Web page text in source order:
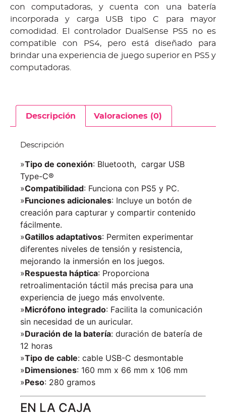
con computadoras, y cuenta con una batería
incorporada y carga USB tipo C para mayor
comodidad. El controlador DualSense PS5 no es
compatible con PS4, pero está diseñado para
brindar una experiencia de juego superior en PS5 y
computadoras.
Descripción Valoraciones (0)
Descripción
»Tipo de conexión: Bluetooth, cargar USB
Type-C®
»Compatibilidad: Funciona con PS5 y PC.
»Funciones adicionales: Incluye un botón de
creación para capturar y compartir contenido
fácilmente.
»Gatillos adaptativos: Permiten experimentar
diferentes niveles de tensión y resistencia,
mejorando la inmersión en los juegos.
»Respuesta háptica: Proporciona
retroalimentación táctil más precisa para una
experiencia de juego más envolvente.
»Micrófono integrado: Facilita la comunicación
sin necesidad de un auricular.
»Duración de la batería: duración de batería de
12 horas
»Tipo de cable: cable USB-C desmontable
»Dimensiones: 160 mm x 66 mm x 106 mm
»Peso: 280 gramos
EN LA CAJA